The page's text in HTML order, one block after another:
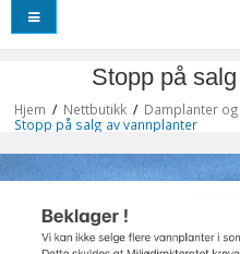
Stopp på
Hjem / Nettbutikk / Damplanter
Stopp på salg av vannplanter